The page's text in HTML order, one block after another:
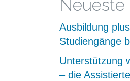
Ausbildung
Studiengänge
Unterstützung
– die